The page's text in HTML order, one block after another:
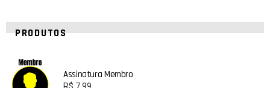
PRODUTOS
Assinatura Membro